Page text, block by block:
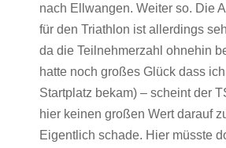
nach Ellwangen. Weiter so. Die
für den Triathlon ist allerdings
da die Teilnehmerzahl ohnehin
hatte noch großes Glück dass
Startplatz bekam) – scheint der
hier keinen großen Wert darauf
Eigentlich schade. Hier müsste